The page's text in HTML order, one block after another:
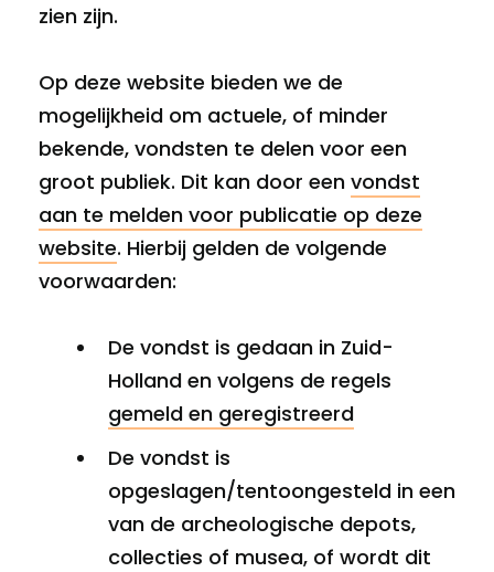
zien zijn.
Op deze website bieden we de
mogelijkheid om actuele, of minder
bekende, vondsten te delen voor een
groot publiek. Dit kan door een vondst
aan te melden voor publicatie op deze
website. Hierbij gelden de volgende
voorwaarden:
De vondst is gedaan in Zuid-
Holland en volgens de regels
gemeld en geregistreerd
De vondst is
opgeslagen/tentoongesteld in een
van de archeologische depots,
collecties of musea, of wordt dit